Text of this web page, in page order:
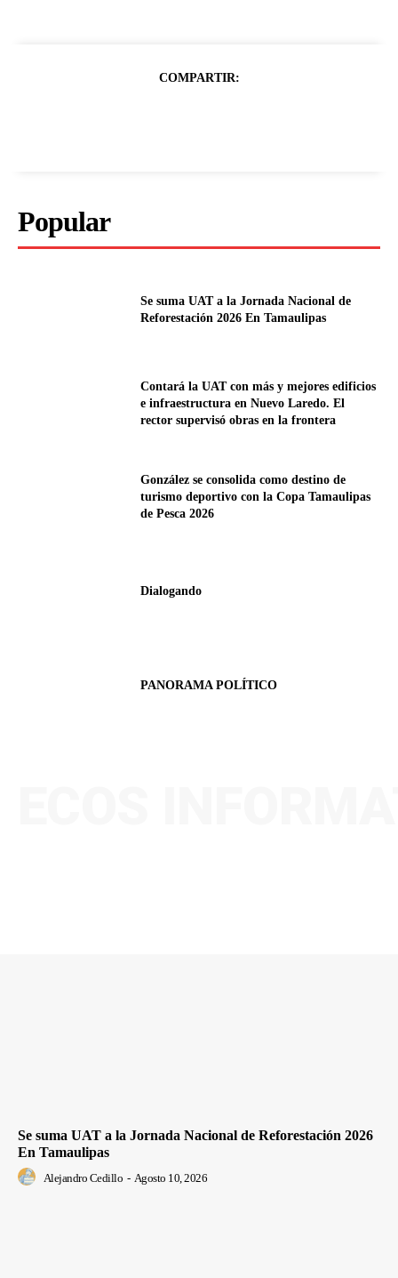
COMPARTIR:
Popular
Se suma UAT a la Jornada Nacional de
Reforestación 2026 En Tamaulipas
Contará la UAT con más y mejores edificios
e infraestructura en Nuevo Laredo. El
rector supervisó obras en la frontera
González se consolida como destino de
turismo deportivo con la Copa Tamaulipas
de Pesca 2026
Dialogando
PANORAMA POLÍTICO
Se suma UAT a la Jornada Nacional de Reforestación 2026
En Tamaulipas
Alejandro Cedillo - Agosto 10, 2026